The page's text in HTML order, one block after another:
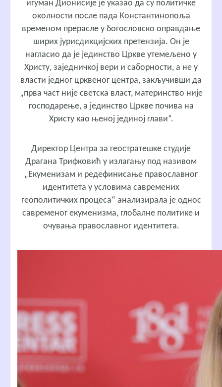
игуман Дионисије је указао да су политичке
околности после пада Константинопоља
временом прерасле у богословско оправдање
ширих јурисдикцијских претензија. Он је
нагласио да је јединство Цркве утемељено у
Христу, заједничкој вери и саборности, а не у
власти једног црквеног центра, закључивши да
„прва част није светска власт, материнство није
господарење, а јединство Цркве почива на
Христу као њеној јединој глави“.
Директор Центра за геостратешке студије
Драгана Трифковић у излагању под називом
„Екуменизам и редефинисање православног
идентитета у условима савремених
геополитичких процеса“ анализирала је однос
савременог екуменизма, глобалне политике и
очувања православног идентитета.